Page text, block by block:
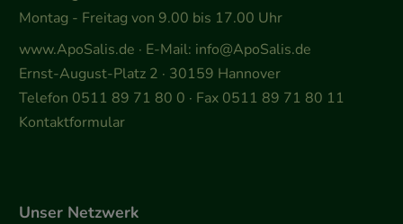
Montag - Freitag von 9.00 bis 17.00 Uhr
www.ApoSalis.de · E-Mail: info@ApoSalis.de
Ernst-August-Platz 2 · 30159 Hannover
Telefon 0511 89 71 80 0 · Fax 0511 89 71 80 11
Kontaktformular
Unser Netzwerk